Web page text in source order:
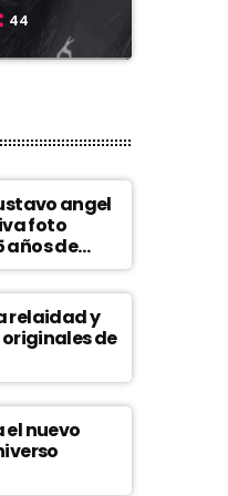
44
angel
foto
años de
relaidad y
de
el nuevo